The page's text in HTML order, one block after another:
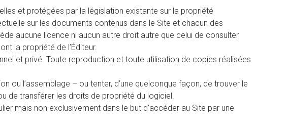
et protégées par la législation existante sur la propriété
sur les documents contenus dans le Site et chacun des
aucune licence ni aucun autre droit autre que celui de consulter
la propriété de l’Éditeur.
et privé. Toute reproduction et toute utilisation de copies réalisées
ou l’assemblage – ou tenter, d’une quelconque façon, de trouver le
de transférer les droits de propriété du logiciel.
mais non exclusivement dans le but d’accéder au Site par une